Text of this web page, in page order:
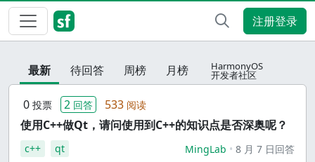
注册登录
最新 待回答 周榜 月榜 HarmonyOS
开发者社区
0 投票 2 回答 533 阅读
使用C++做Qt，请问使用到C++的知识点是否深奥呢？
c++ qt MingLab 8 月 7 日回答